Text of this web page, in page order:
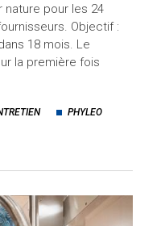
nature pour les 24
Objectif :
18 mois. Le
la première fois
PHYLEO